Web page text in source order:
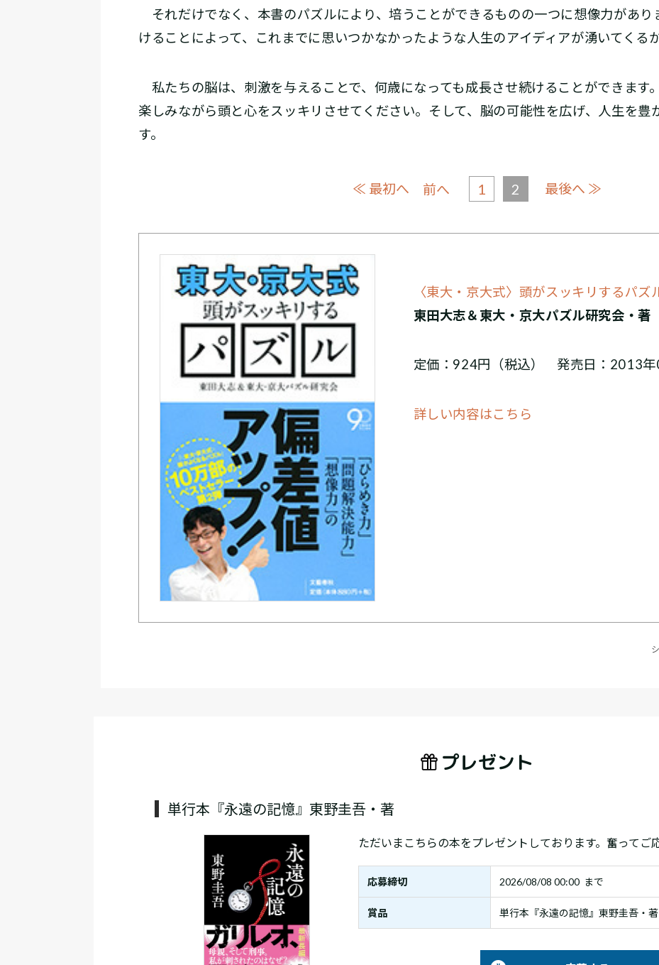
それだけでなく、本書のパズルにより、培うことができるものの一つに想像力があり
けることによって、これまでに思いつかなかったような人生のアイディアが湧いてくる
私たちの脳は、刺激を与えることで、何歳になっても成長させ続けることができます
楽しみながら頭と心をスッキリさせてください。そして、脳の可能性を広げ、人生を豊
す。
≪ 最初へ 前へ 1 2 最後へ ≫
〈東大・京大式〉頭がスッキリするパズ
東田大志＆東大・京大パズル研究会・著
定価：924円（税込） 発売日：2013年
詳しい内容はこちら
プレゼント
単行本『永遠の記憶』東野圭吾・著
ただいまこちらの本をプレゼントしております。奮ってご
応募締切 2026/08/08 00:00 まで
賞品 単行本『永遠の記憶』東野圭吾・